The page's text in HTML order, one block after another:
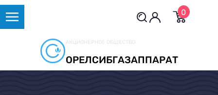
0
АКЦИОНЕРНОЕ ОБЩЕСТВО
ОРЕЛСИБГАЗАППАРАТ